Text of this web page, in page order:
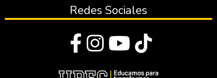
Redes Sociales